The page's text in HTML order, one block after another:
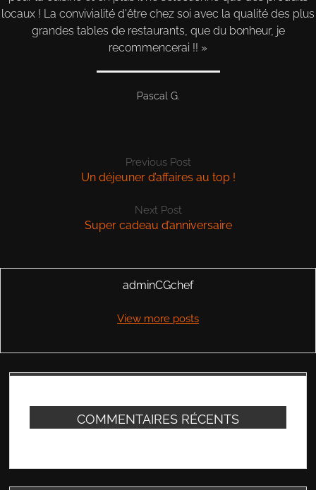
locaux ! La convivialité d'être chez soi avec la qualité des plus
grandes tables de restaurants, que du bonheur, je
recommencerai !!
Pascal G.
Previous Post
Un déjeuner d’affaires au top !
Next Post
Super cadeau d’anniversaire
adminCGchef
View more posts
COMMENTAIRES RÉCENTS